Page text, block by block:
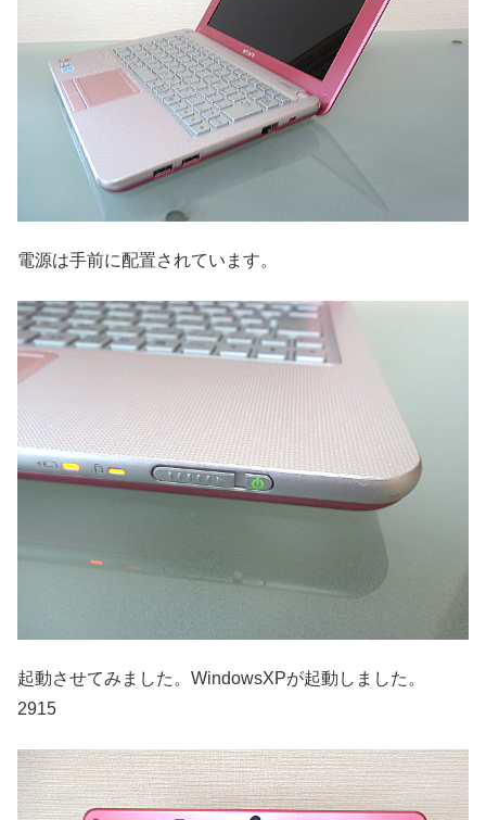
電源は手前に配置されています。
起動させてみました。WindowsXPが起動しました。
2915